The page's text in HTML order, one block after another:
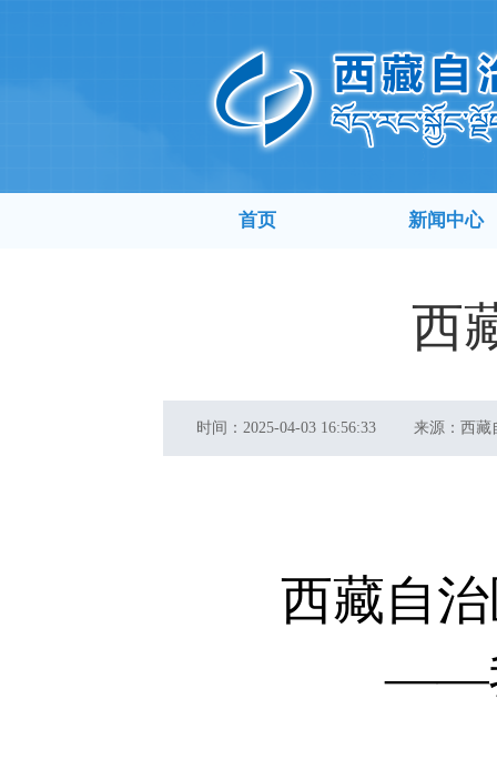
首页 新闻中心
西
时间： 2025-04-03 16:56:33 来源： 西藏
西藏自
——